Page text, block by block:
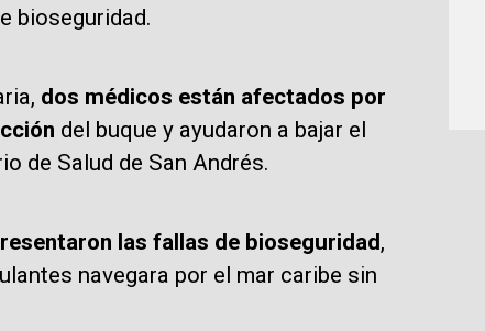
bioseguridad.
dos médicos están afectados por
del buque y ayudaron a bajar el
de Salud de San Andrés.
las fallas de bioseguridad,
navegara por el mar caribe sin